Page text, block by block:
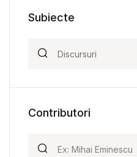
Subiecte
Contributori